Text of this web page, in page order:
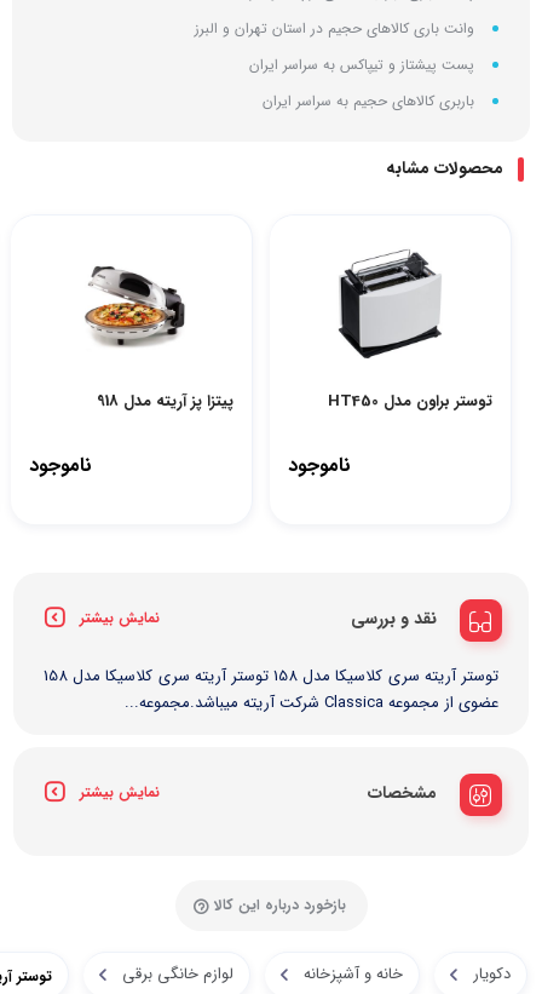
وانت باری کالاهای حجیم در استان تهران و البرز
پست پیشتاز و تیپاکس به سراسر ایران
باربری کالاهای حجیم به سراسر ایران
محصولات مشابه
توستر براون مدل HT450
ناموجود
پیتزا پز آریته مدل 918
ناموجود
نقد و بررسی نمایش بیشتر
توستر آریته سری کلاسیکا مدل 158 توستر آریته سری کلاسیکا مدل 158
عضوی از مجموعه Classica شرکت آریته میباشد.مجموعه...
مشخصات نمایش بیشتر
بازخورد درباره این کالا
دکویار خانه و آشپزخانه لوازم خانگی برقی توستر